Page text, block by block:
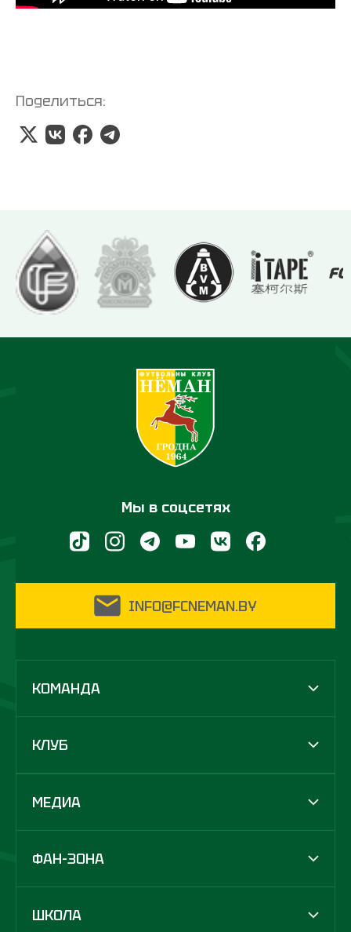
Поделиться:
Мы в соцсетях
INFO@FCNEMAN.BY
КОМАНДА
КЛУБ
МЕДИА
ФАН-ЗОНА
ШКОЛА